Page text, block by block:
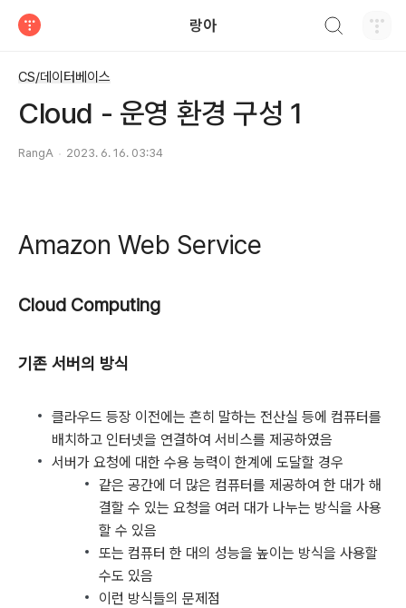
랑아
CS/데이터베이스
Cloud - 운영 환경 구성 1
RangA 2023. 6. 16. 03:34
Amazon Web Service
Cloud Computing
기존 서버의 방식
클라우드 등장 이전에는 흔히 말하는 전산실 등에 컴퓨터를
배치하고 인터넷을 연결하여 서비스를 제공하였음
서버가 요청에 대한 수용 능력이 한계에 도달할 경우
같은 공간에 더 많은 컴퓨터를 제공하여 한 대가 해
결할 수 있는 요청을 여러 대가 나누는 방식을 사용
할 수 있음
또는 컴퓨터 한 대의 성능을 높이는 방식을 사용할
수도 있음
이런 방식들의 문제점